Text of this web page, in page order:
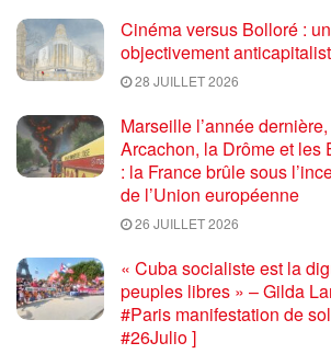
Cinéma versus Bolloré :
objectivement
28 JUILLET 2026
Marseille l’année
Arcachon, la Drôme et les
: la France brûle sous
de l’Union européenne
26 JUILLET 2026
« Cuba socialiste est la
peuples libres » – Gilda
#Paris manifestation de
#26Julio ]